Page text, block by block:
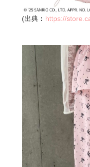
(出典︰ https://